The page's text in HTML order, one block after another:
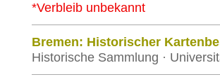
*Verbleib unbekannt
Bremen: Historischer
Historische Sammlung ·